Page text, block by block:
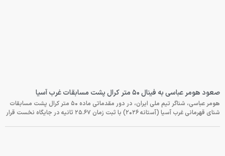
صعود هومر عباسی به فینال ۵۰ متر کرال پشت مسابقات غرب آسیا
هومر عباسی، شناگر تیم ملی ایران، در دور مقدماتی ماده ۵۰ متر کرال پشت مسابقات
شنای قهرمانی غرب آسیا (آستانه ۲۰۲۶) با ثبت زمان ۲۵.۶۷ ثانیه در جایگاه نخست قرار